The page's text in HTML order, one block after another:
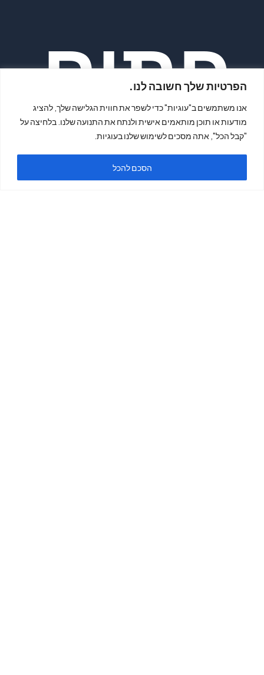
הפרטיות שלך חשובה לנו.
אנו משתמשים ב"עוגיות" כדי לשפר את חווית הגלישה שלך, להציג
מודעות או תוכן מותאמים אישית ולנתח את התנועה שלנו. בלחיצה על
"קבל הכל", אתה מסכים לשימוש שלנו בעוגיות.
הסכם להכל
פתיח
ה